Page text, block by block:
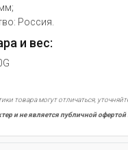
Россия.
и вес:
товара могут отличаться,
и не является публичной офертой